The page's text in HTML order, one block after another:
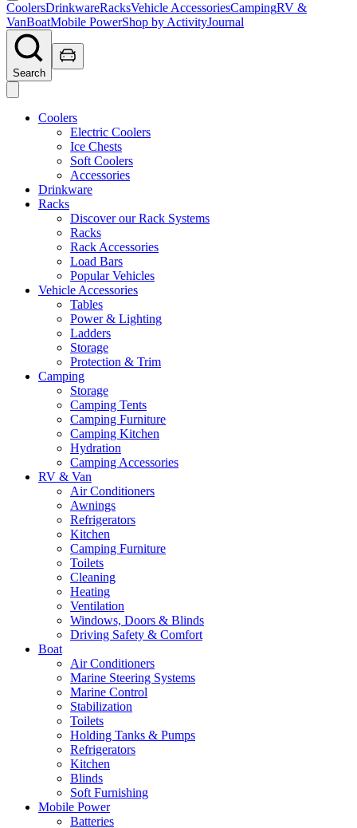
CoolersDrinkwareRacksVehicle AccessoriesCampingRV &
VanBoatMobile PowerShop by ActivityJournal
Search
Coolers
Electric Coolers
Ice Chests
Soft Coolers
Accessories
Drinkware
Racks
Discover our Rack Systems
Racks
Rack Accessories
Load Bars
Popular Vehicles
Vehicle Accessories
Tables
Power & Lighting
Ladders
Storage
Protection & Trim
Camping
Storage
Camping Tents
Camping Furniture
Camping Kitchen
Hydration
Camping Accessories
RV & Van
Air Conditioners
Awnings
Refrigerators
Kitchen
Camping Furniture
Toilets
Cleaning
Heating
Ventilation
Windows, Doors & Blinds
Driving Safety & Comfort
Boat
Air Conditioners
Marine Steering Systems
Marine Control
Stabilization
Toilets
Holding Tanks & Pumps
Refrigerators
Kitchen
Blinds
Soft Furnishing
Mobile Power
Batteries